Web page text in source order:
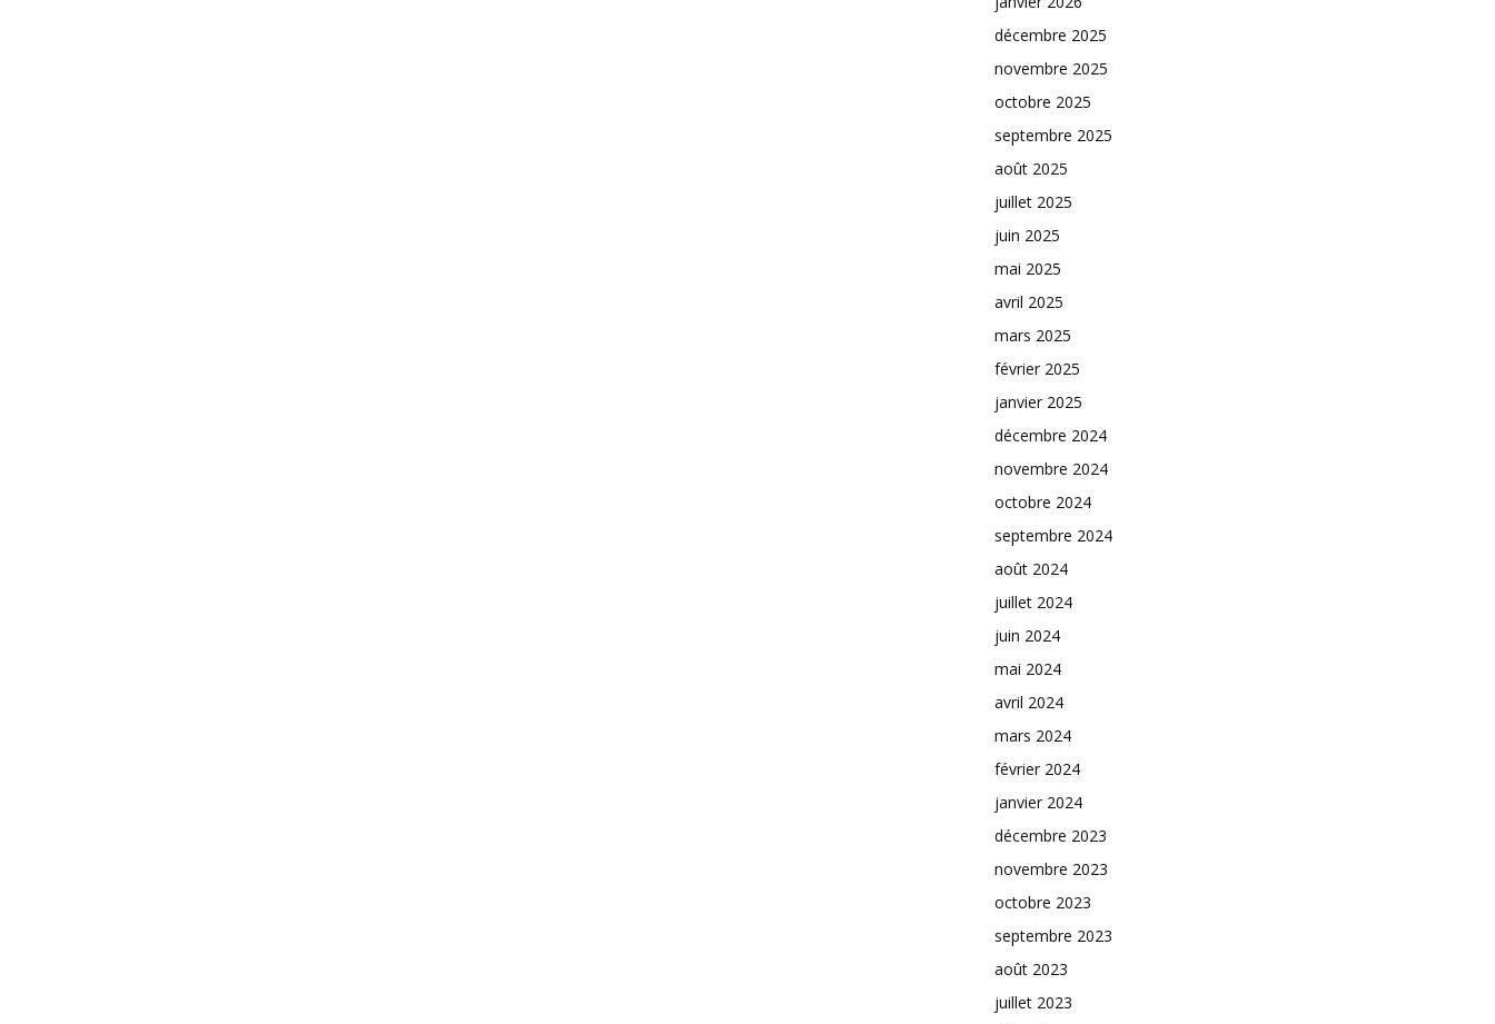
décembre 2025
novembre 2025
octobre 2025
septembre 2025
août 2025
juillet 2025
juin 2025
mai 2025
avril 2025
mars 2025
février 2025
janvier 2025
décembre 2024
novembre 2024
octobre 2024
septembre 2024
août 2024
juillet 2024
juin 2024
mai 2024
avril 2024
mars 2024
février 2024
janvier 2024
décembre 2023
novembre 2023
octobre 2023
septembre 2023
août 2023
juillet 2023